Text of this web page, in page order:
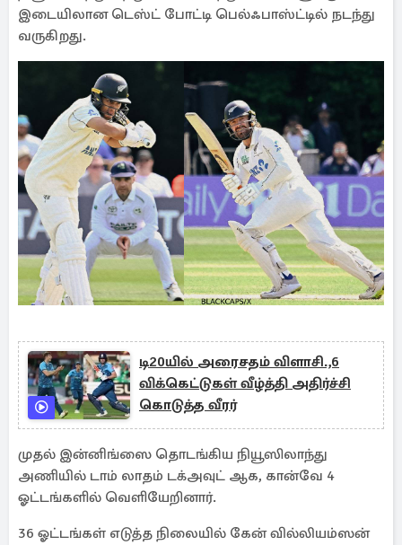
இடையிலான டெஸ்ட் போட்டி பெல்ஃபாஸ்ட்டில் நடந்து
வருகிறது.
டி20யில் அரைசதம் விளாசி.,6
விக்கெட்டுகள் வீழ்த்தி அதிர்ச்சி
கொடுத்த வீரர்
முதல் இன்னிங்ஸை தொடங்கிய நியூஸிலாந்து
அணியில் டாம் லாதம் டக்அவுட் ஆக, கான்வே 4
ஓட்டங்களில் வெளியேறினார்.
36 ஓட்டங்கள் எடுத்த நிலையில் கேன் வில்லியம்ஸன்